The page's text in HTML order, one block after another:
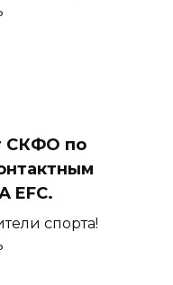
СКФО по
EFC.
спорта!